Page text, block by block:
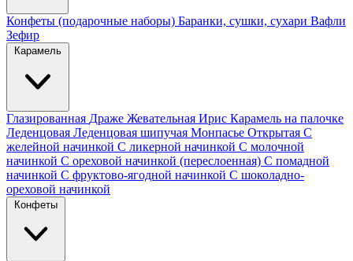
Конфеты (подарочные наборы) Баранки, сушки, сухари Вафли
Зефир
Карамель
Глазированная Драже Жевательная Ирис Карамель на палочке
Леденцовая Леденцовая шипучая Монпасье Открытая С
желейной начинкой С ликерной начинкой С молочной
начинкой С ореховой начинкой (переслоенная) С помадной
начинкой С фруктово-ягодной начинкой С шоколадно-
ореховой начинкой
Конфеты